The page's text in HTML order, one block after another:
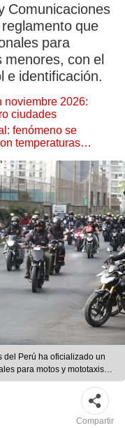
Comunicaciones
que
para
con el
e identificación.
noviembre 2026:
ciudades
fenómeno se
temperaturas
del Perú ha oficializado un
para motos y mototaxis.
Compartir